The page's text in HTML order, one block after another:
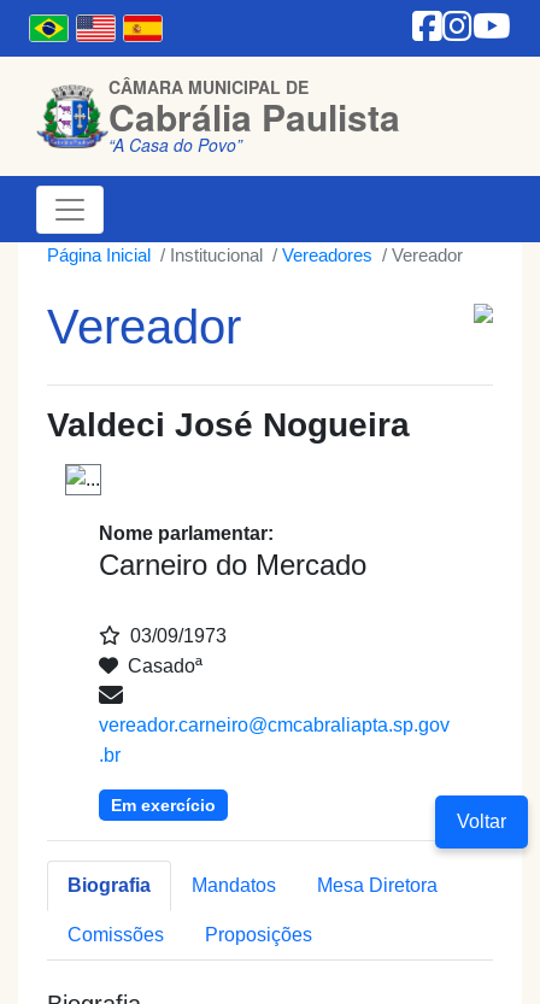
CÂMARA MUNICIPAL DE
Cabrália Paulista
“A Casa do Povo”
Voltar
Página Inicial Institucional Vereadores Vereador
Vereador
Valdeci José Nogueira
Nome parlamentar:
Carneiro do Mercado
03/09/1973
Casadoª
vereador.carneiro@cmcabraliapta.sp.gov
.br
Em exercício
Biografia Mandatos Mesa Diretora
Comissões Proposições